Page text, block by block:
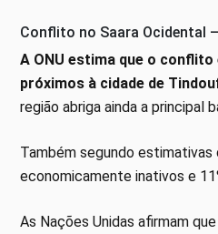
Conflito no Saara Ocidental –
A ONU estima que o
próximos à cidade de
região abriga ainda a principal
Também segundo estimativas
economicamente inativos e
As Nações Unidas afirmam